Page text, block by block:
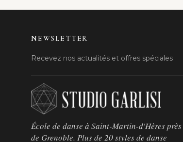
NEWSLETTER
Recevez nos actualités et offres spéciales
École de danse à Saint-Martin-d'Hères près
de Grenoble. Plus de 20 styles de danse